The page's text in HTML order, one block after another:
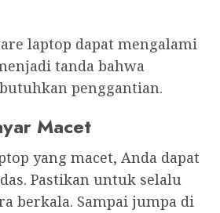
laptop dapat mengalami
tanda bahwa
penggantian.
Macet
yang macet, Anda dapat
Pastikan untuk selalu
berkala. Sampai jumpa di